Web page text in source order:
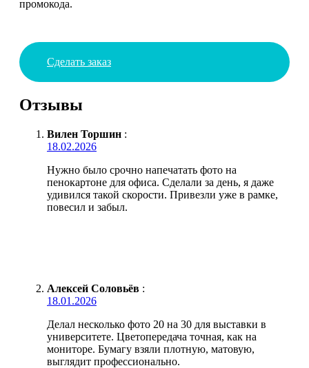
промокода.
Сделать заказ
Отзывы
Вилен Торшин :
18.02.2026
Нужно было срочно напечатать фото на
пенокартоне для офиса. Сделали за день, я даже
удивился такой скорости. Привезли уже в рамке,
повесил и забыл.
Алексей Соловьёв :
18.01.2026
Делал несколько фото 20 на 30 для выставки в
университете. Цветопередача точная, как на
мониторе. Бумагу взяли плотную, матовую,
выглядит профессионально.